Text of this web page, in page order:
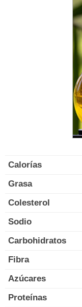
Calorías
Grasa
Colesterol
Sodio
Carbohidratos
Fibra
Azúcares
Proteínas